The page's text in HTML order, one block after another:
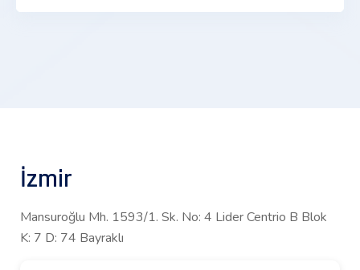
İzmir
Mansuroğlu Mh. 1593/1. Sk. No: 4 Lider Centrio B Blok
K: 7 D: 74 Bayraklı